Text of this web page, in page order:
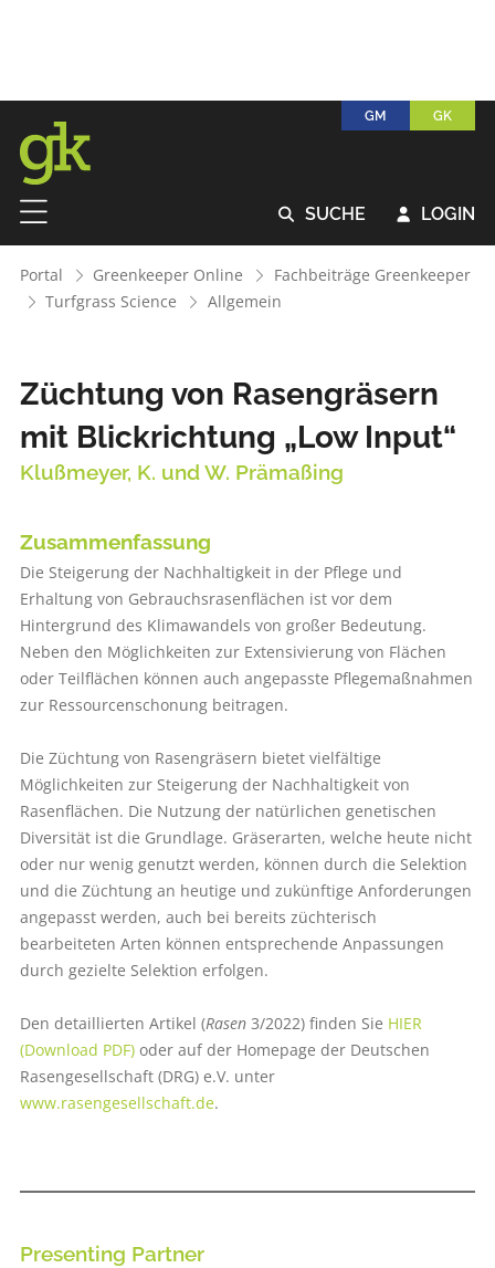
GM GK
 SUCHE  LOGIN
Portal Greenkeeper Online
Fachbeiträge Greenkeeper
Turfgrass Science
Allgemein
Züchtung von Rasengräsern
mit Blickrichtung „Low Input“
Klußmeyer, K. und W. Prämaßing
Zusammenfassung
Die Steigerung der Nachhaltigkeit in der Pflege und
Erhaltung von Gebrauchsrasenflächen ist vor dem
Hintergrund des Klimawandels von großer Bedeutung.
Neben den Möglichkeiten zur Extensivierung von Flächen
oder Teilflächen können auch angepasste Pflegemaßnahmen
zur Ressourcenschonung beitragen.
Die Züchtung von Rasengräsern bietet vielfältige
Möglichkeiten zur Steigerung der Nachhaltigkeit von
Rasenflächen. Die Nutzung der natürlichen genetischen
Diversität ist die Grundlage. Gräserarten, welche heute nicht
oder nur wenig genutzt werden, können durch die Selektion
und die Züchtung an heutige und zukünftige Anforderungen
angepasst werden, auch bei bereits züchterisch
bearbeiteten Arten können entsprechende Anpassungen
durch gezielte Selektion erfolgen.
Den detaillierten Artikel (Rasen3/2022) finden Sie HIER
(Download PDF)oder auf der Homepage der Deutschen
Rasengesellschaft (DRG) e.V. unter
www.rasengesellschaft.de.
Presenting Partner